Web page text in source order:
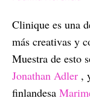
Clinique es una
más creativas y
Muestra de esto
Jonathan Adler ,
finlandesa